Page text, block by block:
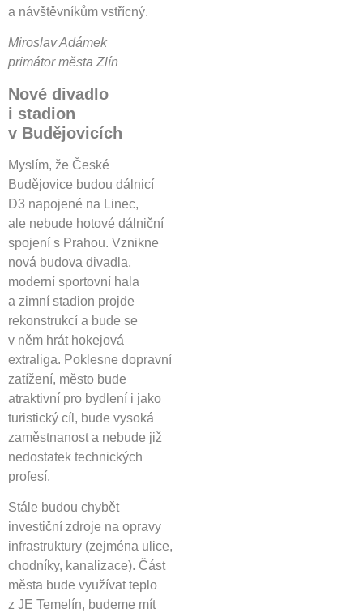
a návštěvníkům vstřícný.
Miroslav Adámek
primátor města Zlín
Nové divadlo
i stadion
v Budějovicích
Myslím, že České
Budějovice budou dálnicí
D3 napojené na Linec,
ale nebude hotové dálniční
spojení s Prahou. Vznikne
nová budova divadla,
moderní sportovní hala
a zimní stadion projde
rekonstrukcí a bude se
v něm hrát hokejová
extraliga. Poklesne dopravní
zatížení, město bude
atraktivní pro bydlení i jako
turistický cíl, bude vysoká
zaměstnanost a nebude již
nedostatek technických
profesí.
Stále budou chybět
investiční zdroje na opravy
infrastruktury (zejména ulice,
chodníky, kanalizace). Část
města bude využívat teplo
z JE Temelín, budeme mít